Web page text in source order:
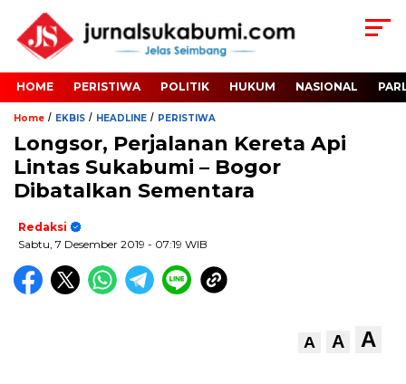
HOME PERISTIWA POLITIK HUKUM NASIONAL
Home / EKBIS / HEADLINE / PERISTIWA
Longsor, Perjalanan Kereta Api
Lintas Sukabumi – Bogor
Dibatalkan Sementara
Redaksi
Sabtu, 7 Desember 2019 - 07:19 WIB
A A A